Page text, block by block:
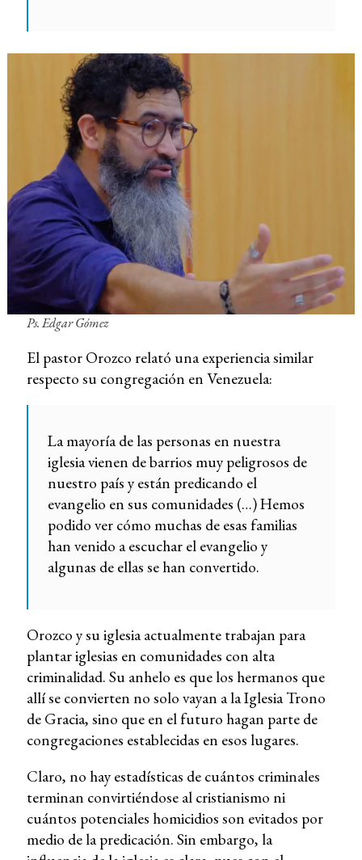
Ps. Edgar Gómez
El pastor Orozco relató una experiencia similar
respecto su congregación en Venezuela:
La mayoría de las personas en nuestra
iglesia vienen de barrios muy peligrosos de
nuestro país y están predicando el
evangelio en sus comunidades (…) Hemos
podido ver cómo muchas de esas familias
han venido a escuchar el evangelio y
algunas de ellas se han convertido.
Orozco y su iglesia actualmente trabajan para
plantar iglesias en comunidades con alta
criminalidad. Su anhelo es que los hermanos que
allí se convierten no solo vayan a la Iglesia Trono
de Gracia, sino que en el futuro hagan parte de
congregaciones establecidas en esos lugares.
Claro, no hay estadísticas de cuántos criminales
terminan convirtiéndose al cristianismo ni
cuántos potenciales homicidios son evitados por
medio de la predicación. Sin embargo, la